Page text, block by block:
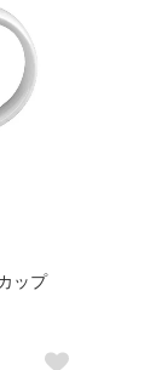
ップ